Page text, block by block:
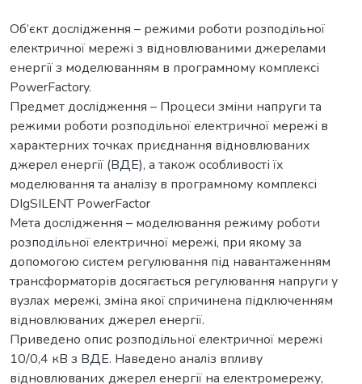
Об’єкт дослідження – режими роботи розподільної
електричної мережі з відновлюваними джерелами
енергії з моделюванням в програмному комплексі
PowerFactory.
Предмет дослідження – Процеси зміни напруги та
режими роботи розподільної електричної мережі в
характерних точках приєднання відновлюваних
джерел енергії (ВДЕ), а також особливості їх
моделювання та аналізу в програмному комплексі
DIgSILENT PowerFactor
Мета дослідження – моделювання режиму роботи
розподільної електричної мережі, при якому за
допомогою систем регулювання під навантаженням
трансформаторів досягається регулювання напруги у
вузлах мережі, зміна якої спричинена підключенням
відновлюваних джерел енергії.
Приведено опис розподільної електричної мережі
10/0,4 кВ з ВДЕ. Наведено аналіз впливу
відновлюваних джерел енергії на електромережу,